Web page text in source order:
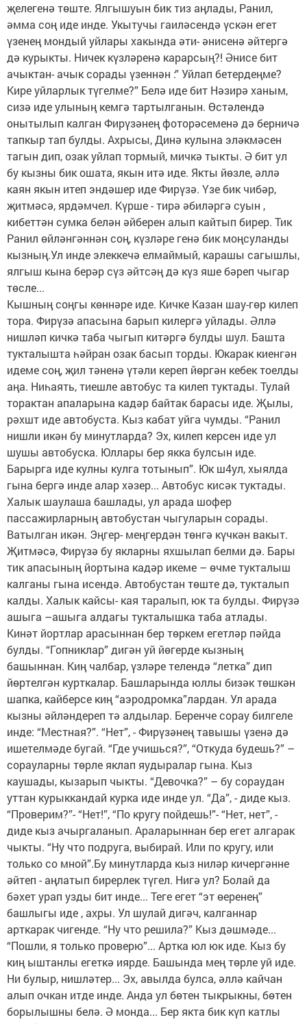
җелегенә төште. Ялгышуын бик тиз аңлады, Ранил,
әмма соң иде инде. Укытучы гаиләсендә үскән егет
үзенең мондый уйлары хакында әти- әнисенә әйтергә
дә курыкты. Ничек күзләренә карарсың?! Әнисе бит
ачыктан- ачык сорады үзеннән :” Уйлап бетердеңме?
Кире уйларлык түгелме?” Белә иде бит Нәзирә ханым,
сизә иде улының кемгә тартылганын. Өстәлендә
онытылып калган Фирүзәнең фоторәсеменә дә берничә
тапкыр тап булды. Ахрысы, Динә кулына эләкмәсен
тагын дип, озак уйлап тормый, мичкә тыкты. Ә бит ул
бу кызны бик ошата, якын итә иде. Якты йөзле, әллә
каян якын итеп эндәшер иде Фирүзә. Үзе бик чибәр,
җитмәсә, ярдәмчел. Күрше - тирә әбиләргә суын ,
кибеттән сумка белән әйберен алып кайтып бирер. Тик
Ранил өйләнгәннән соң, күзләре генә бик моңсуланды
кызның.Ул инде элеккечә елмаймый, карашы сагышлы,
ялгыш кына берәр сүз әйтсәң дә күз яше бәреп чыгар
төсле...
Кышның соңгы көннәре иде. Кичке Казан шау-гөр килеп
тора. Фирүзә апасына барып килергә уйлады. Әллә
нишләп кичкә таба чыгып китәргә булды шул. Башта
тукталышта һәйран озак басып торды. Юкарак киенгән
идеме соң, җил тәненә үтәли кереп йөргән кебек тоелды
аңа. Ниһаять, тиешле автобус та килеп туктады. Тулай
торактан апаларына кадәр байтак барасы иде. Җылы,
рәхшт иде автобуста. Кыз кабат уйга чумды. “Ранил
нишли икән бу минутларда? Эх, килеп керсен иде ул
шушы автобуска. Юллары бер якка булсын иде.
Барырга иде кулны кулга тотынып”. Юк ш4ул, хыялда
гына бергә инде алар хәзер... Автобус кисәк туктады.
Халык шаулаша башлады, ул арада шофер
пассажирларның автобустан чыгуларын сорады.
Ватылган икән. Эңгер- меңгердән төнгә күчкән вакыт.
Җитмәсә, Фирүзә бу якларны яхшылап белми дә. Бары
тик апасының йортына кадәр икеме – өчме тукталыш
калганы гына исендә. Автобустан төште дә, тукталып
калды. Халык кайсы- кая таралып, юк та булды. Фирүзә
ашыга –ашыга алдагы тукталышка таба атлады.
Кинәт йортлар арасыннан бер төркем егетләр пәйда
булды. “Гопниклар” дигән уй йөгерде кызның
башыннан. Киң чалбар, үзләре телендә “летка” дип
йөртелгән курткалар. Башларында юллы бизәк төшкән
шапка, кайберсе киң “аэродромка”лардан. Ул арада
кызны әйләндереп тә алдылар. Беренче сорау билгеле
инде: “Местная?”. “Нет”, - Фирүзәнең тавышы үзенә дә
ишетелмәде бугай. “Где учишься?”, “Откуда будешь?” –
сорауларны төрле яклап яудыралар гына. Кыз
каушады, кызарып чыкты. “Девочка?” – бу сораудан
уттан курыккандай курка иде инде ул. “Да”, - диде кыз.
“Проверим?”- “Нет!”, “По кругу пойдешь!”- “Нет, нет”, -
диде кыз ачыргаланып. Араларыннан бер егет алгарак
чыкты. “Ну что подруга, выбирай. Или по кругу, или
только со мной”.Бу минутларда кыз ниләр кичергәнне
әйтеп - аңлатып бирерлек түгел. Нигә ул? Болай да
бәхет урап узды бит инде... Теге егет “эт өеренең”
башлыгы иде , ахры. Ул шулай дигәч, калганнар
арткарак чигенде. “Ну что решила?” Кыз дәшмәде...
“Пошли, я только проверю”... Артка юл юк иде. Кыз бу
киң ыштанлы егеткә иярде. Башында мең төрле уй иде.
Ни булыр, нишләтер... Эх, авылда булса, әллә кайчан
алып очкан итде инде. Анда ул бөтен тыкрыкны, бөтен
борылышны белә. Ә монда... Бер якта бик күп катлы